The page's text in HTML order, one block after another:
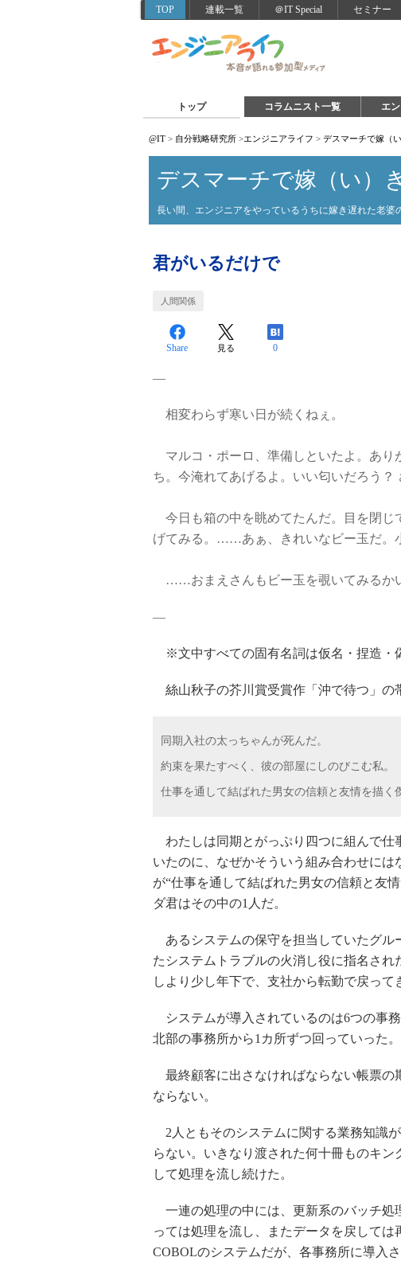
TOP 連載一覧 ＠IT Special セミナー
トップ コラムニスト一覧 エ
@IT > 自分戦略研究所 >エンジニアライフ > デスマーチで嫁（
デスマーチで嫁（い）
長い間、エンジニアをやっているうちに嫁き遅れた老婆
君がいるだけで
人間関係
Share 見る 0
―
相変わらず寒い日が続くねぇ。
マルコ・ポーロ、準備しといたよ。あり
ち。今淹れてあげるよ。いい匂いだろう？
今日も箱の中を眺めてたんだ。目を閉じ
げてみる。……あぁ、きれいなビー玉だ。
……おまえさんもビー玉を覗いてみるか
―
※文中すべての固有名詞は仮名・捏造・
絲山秋子の芥川賞受賞作「沖で待つ」の
同期入社の太っちゃんが死んだ。
約束を果たすべく、彼の部屋にしのびこむ私。
仕事を通して結ばれた男女の信頼と友情を描く
わたしは同期とがっぷり四つに組んで仕
いたのに、なぜかそういう組み合わせに
が“仕事を通して結ばれた男女の信頼と友
ダ君はその中の1人だ。
あるシステムの保守を担当していたグル
たシステムトラブルの火消し役に指名さ
しより少し年下で、支社から転勤で戻って
システムが導入されているのは6つの事
北部の事務所から1カ所ずつ回っていった。
最終顧客に出さなければならない帳票の
ならない。
2人ともそのシステムに関する業務知識
らない。いきなり渡された何十冊ものキ
して処理を流し続けた。
一連の処理の中には、更新系のバッチ処
っては処理を流し、またデータを戻して
COBOLのシステムだが、各事務所に導入